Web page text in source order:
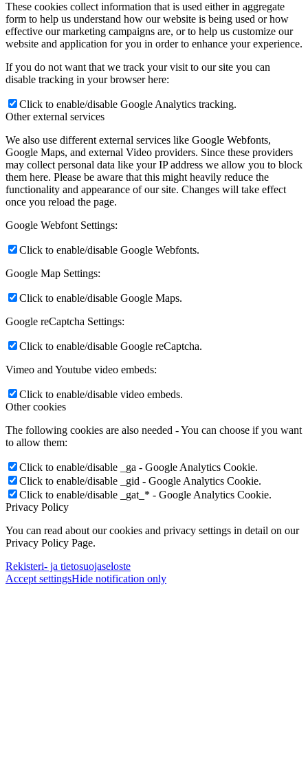
These cookies collect information that is used either in aggregate
form to help us understand how our website is being used or how
effective our marketing campaigns are, or to help us customize our
website and application for you in order to enhance your experience.
If you do not want that we track your visit to our site you can
disable tracking in your browser here:
Click to enable/disable Google Analytics tracking.
Other external services
We also use different external services like Google Webfonts,
Google Maps, and external Video providers. Since these providers
may collect personal data like your IP address we allow you to block
them here. Please be aware that this might heavily reduce the
functionality and appearance of our site. Changes will take effect
once you reload the page.
Google Webfont Settings:
Click to enable/disable Google Webfonts.
Google Map Settings:
Click to enable/disable Google Maps.
Google reCaptcha Settings:
Click to enable/disable Google reCaptcha.
Vimeo and Youtube video embeds:
Click to enable/disable video embeds.
Other cookies
The following cookies are also needed - You can choose if you want
to allow them:
Click to enable/disable _ga - Google Analytics Cookie.
Click to enable/disable _gid - Google Analytics Cookie.
Click to enable/disable _gat_* - Google Analytics Cookie.
Privacy Policy
You can read about our cookies and privacy settings in detail on our
Privacy Policy Page.
Rekisteri- ja tietosuojaseloste
Accept settingsHide notification only